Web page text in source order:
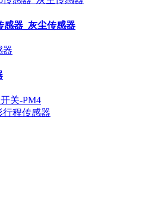
感器_灰尘传感器
关-PM4
行程传感器